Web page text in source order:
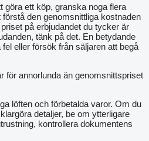
non-serviceable bearings from
by anthers;
2000 ha;
of quality hardened steel
production;
Star harrow is the copyright
the tooth enters the ground at a
in the field; interchangeable teeth
high-strength bolts and self-locking
of 6 to 12 mm is installed
göra ett köp, granska noga flera
den genomsnittliga kostnaden
på erbjudandet du tycker är
tänk på det. En betydande
eller försök från säljaren att begå
för annorlunda än genomsnittspriset
löften och förbetalda varor. Om du
detaljer, be om ytterligare
kontrollera dokumentens